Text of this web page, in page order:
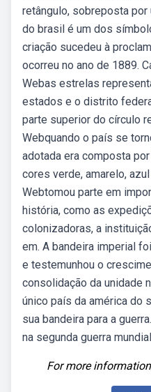
retângulo, sobreposta por
do brasil é um dos
criação sucedeu à
ocorreu no ano de 1889.
Webas estrelas
estados e o distrito
parte superior do círculo
Webquando o país se
adotada era composta
cores verde, amarelo,
Webtomou parte em
história, como as
colonizadoras, a
em. A bandeira imperial
e testemunhou o
consolidação da unidade
único país da américa do
sua bandeira para a
na segunda guerra
For more